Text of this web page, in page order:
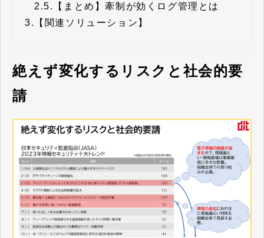
2.5.
【まとめ】牽制が効くログ管理とは
3.
【関連ソリューション】
絶えず変化するリスクと社会的要
請